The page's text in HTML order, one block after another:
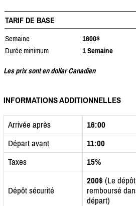
TARIF DE BASE
Semaine
1600$
Durée minimum
1 Semaine
Les prix sont en dollar Canadien
INFORMATIONS ADDITIONNELLES
Arrivée après
16:00
Départ avant
11:00
Taxes
15%
Dépôt sécurité
200$ (Le
remboursé
départ)